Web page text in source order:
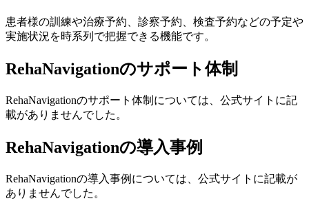
患者様の訓練や治療予約、診察予約、検査予約などの予定や
実施状況を時系列で把握できる機能です。
RehaNavigationのサポート体制
RehaNavigationのサポート体制については、公式サイトに記
載がありませんでした。
RehaNavigationの導入事例
RehaNavigationの導入事例については、公式サイトに記載が
ありませんでした。